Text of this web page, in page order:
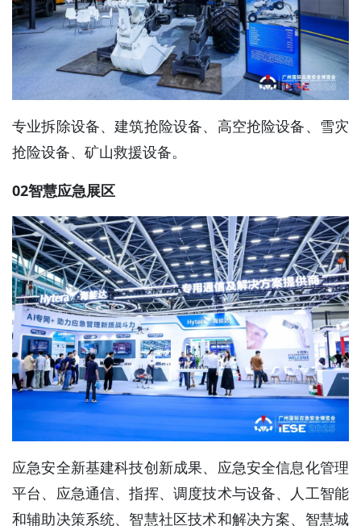
专业拆除设备、建筑抢险设备、高空抢险设备、雪灾
抢险设备、矿山救援设备。
02智慧应急展区
应急安全新基建科技创新成果、应急安全信息化管理
平台、应急通信、指挥、调度技术与设备、人工智能
和辅助决策系统、智慧社区技术和解决方案、智慧城